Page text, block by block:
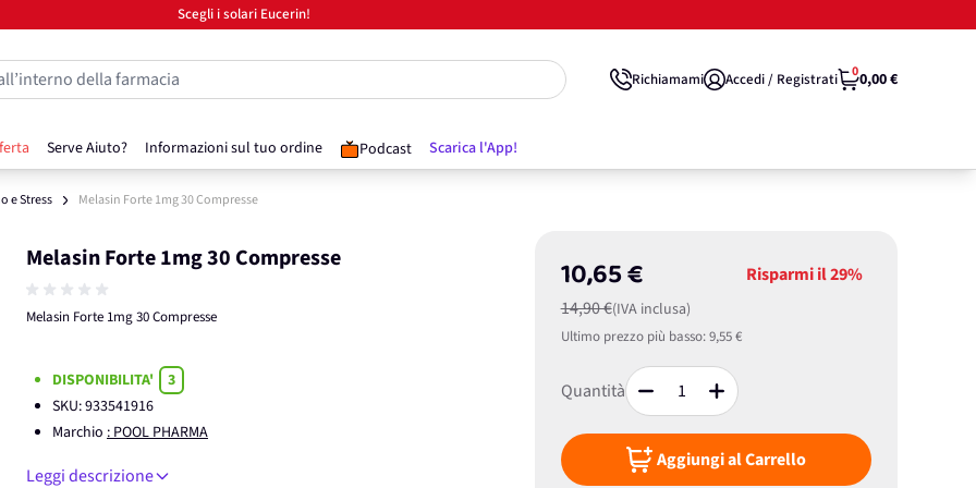
Scegli i solari Eucerin!
Serve Aiuto? Informazioni sul tuo ordine Podcast Scarica l'App!
della farmacia Richiamami Accedi / Registrati 00,00 €
e Stress Melasin Forte 1mg 30 Compresse
Melasin Forte 1mg 30 Compresse
Melasin Forte 1mg 30 Compresse
10,65 €
14,90 €(IVA inclusa)
Risparmi il29%
Ultimo prezzo più basso:9,55 €
Quantità
Aggiungi al Carrello
DISPONIBILITA'
3
SKU:933541916
Marchio : POOL PHARMA
Leggi descrizione